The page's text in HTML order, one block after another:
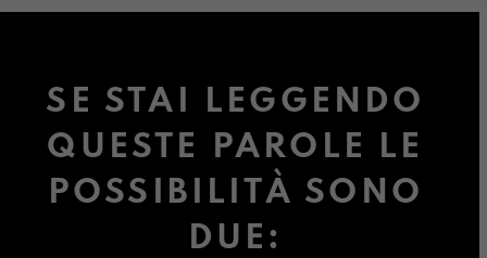
SE STAI LEGGENDO
QUESTE PAROLE LE
POSSIBILITÀ SONO
DUE: